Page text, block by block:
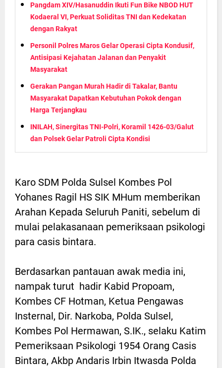
Pangdam XIV/Hasanuddin Ikuti Fun Bike NBOD HUT
Kodaeral VI, Perkuat Soliditas TNI dan Kedekatan
dengan Rakyat
Personil Polres Maros Gelar Operasi Cipta Kondusif,
Antisipasi Kejahatan Jalanan dan Penyakit
Masyarakat
Gerakan Pangan Murah Hadir di Takalar, Bantu
Masyarakat Dapatkan Kebutuhan Pokok dengan
Harga Terjangkau
INILAH, Sinergitas TNI-Polri, Koramil 1426-03/Galut
dan Polsek Gelar Patroli Cipta Kondisi
Karo SDM Polda Sulsel Kombes Pol
Yohanes Ragil HS SIK MHum memberikan
Arahan Kepada Seluruh Paniti, sebelum di
mulai pelakasanaan pemeriksaan psikologi
para casis bintara.
Berdasarkan pantauan awak media ini,
nampak turut hadir Kabid Propoam,
Kombes CF Hotman, Ketua Pengawas
Insternal, Dir. Narkoba, Polda Sulsel,
Kombes Pol Hermawan, S.IK., selaku Katim
Pemeriksaan Psikologi 1954 Orang Casis
Bintara, Akbp Andaris Irbin Itwasda Polda